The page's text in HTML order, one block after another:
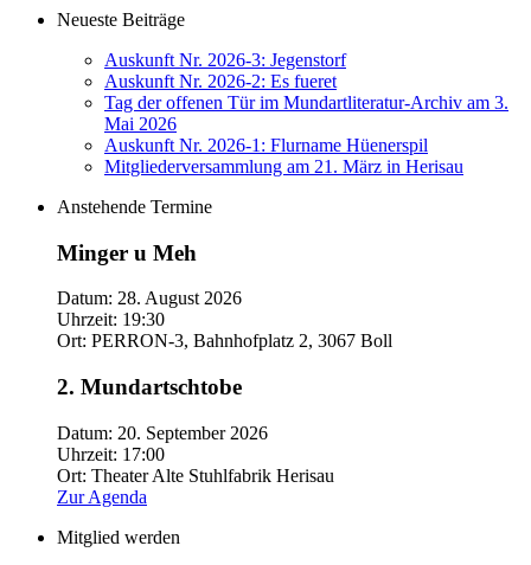
Neueste Beiträge
Auskunft Nr. 2026-3: Jegenstorf
Auskunft Nr. 2026-2: Es fueret
Tag der offenen Tür im Mundartliteratur-Archiv am 3.
Mai 2026
Auskunft Nr. 2026-1: Flurname Hüenerspil
Mitgliederversammlung am 21. März in Herisau
Anstehende Termine
Minger u Meh
Datum: 28. August 2026
Uhrzeit: 19:30
Ort: PERRON-3, Bahnhofplatz 2, 3067 Boll
2. Mundartschtobe
Datum: 20. September 2026
Uhrzeit: 17:00
Ort: Theater Alte Stuhlfabrik Herisau
Zur Agenda
Mitglied werden